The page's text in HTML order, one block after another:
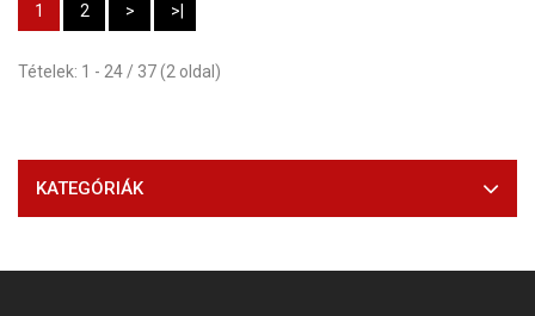
1 2 > >|
Tételek: 1 - 24 / 37 (2 oldal)
KATEGÓRIÁK